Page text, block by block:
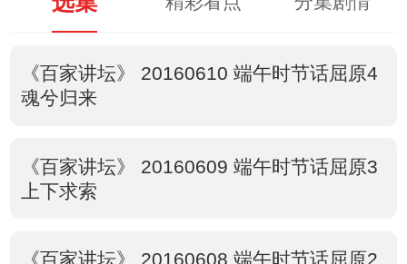
《百家讲坛》 20160610 端午时节话屈原4
魂兮归来
《百家讲坛》 20160609 端午时节话屈原3
上下求索
《百家讲坛》 20160608 端午时节话屈原2